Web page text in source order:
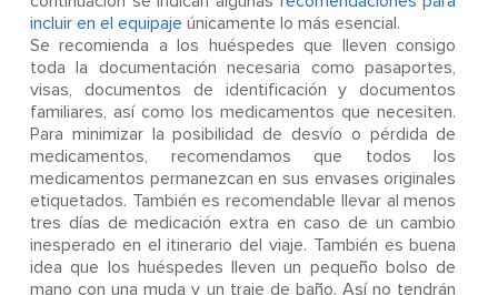
incluir en el equipaje únicamente lo más esencial.
Se recomienda a los huéspedes que lleven consigo
toda la documentación necesaria como pasaportes,
visas, documentos de identificación y documentos
familiares, así como los medicamentos que necesiten.
Para minimizar la posibilidad de desvío o pérdida de
medicamentos, recomendamos que todos los
medicamentos permanezcan en sus envases originales
etiquetados. También es recomendable llevar al menos
tres días de medicación extra en caso de un cambio
inesperado en el itinerario del viaje. También es buena
idea que los huéspedes lleven un pequeño bolso de
mano con una muda y un traje de baño. Así no tendrán